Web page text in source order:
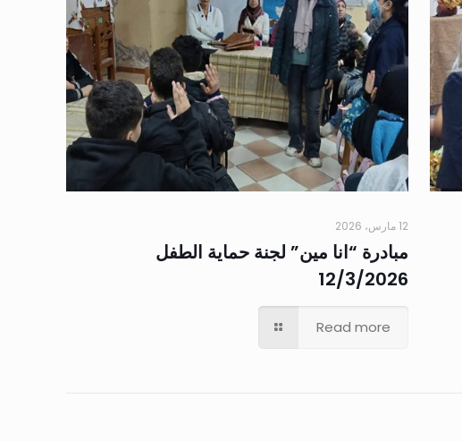
12 مارس، 2026
مبادرة “انا مين” لجنة حماية الطفل
12/3/2026
Read more